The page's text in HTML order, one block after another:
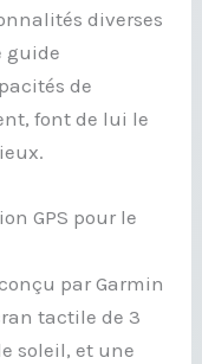
diverses
guide
de
font de lui le
GPS pour le
par Garmin
tactile de 3
soleil, et une